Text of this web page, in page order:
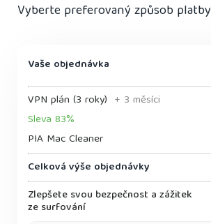
Vyberte preferovaný způsob platby
Vaše objednávka
VPN plán (3 roky) + 3 měsíci
Sleva 83%
PIA Mac Cleaner
Celková výše objednávky
Zlepšete svou bezpečnost a zážitek
ze surfování